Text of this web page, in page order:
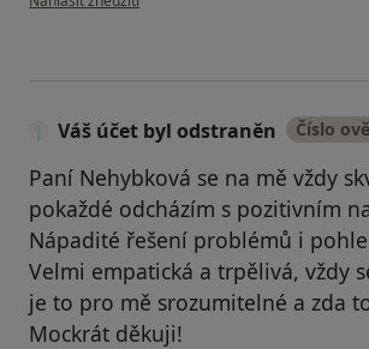
Váš účet byl odstraněn Číslo
Paní Nehybková se na mě vždy
pokaždé odcházím s pozitivním
Nápadité řešení problémů i
Velmi empatická a trpělivá, vždy
je to pro mě srozumitelné a zda
Mockrát děkuji!